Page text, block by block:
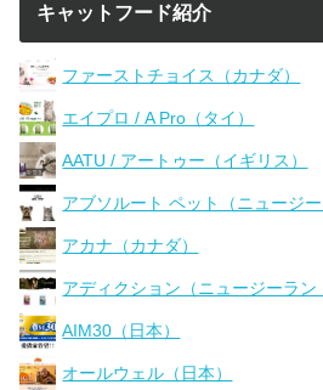
キャットフード紹介
ファーストチョイス（カナダ）
エイプロ / A Pro（タイ）
AATU / アートゥー（イギリス）
アブソルート ペット（ニュージー
アカナ（カナダ）
アディクション（ニュージーラン
AIM30（日本）
オールウェル（日本）